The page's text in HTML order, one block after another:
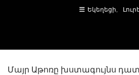
Եկեղեցի
Մայր Աթոռը խստագույնս